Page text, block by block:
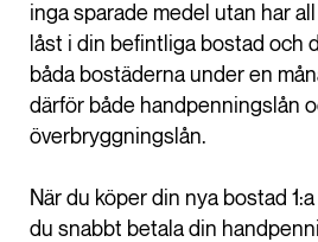
inga sparade medel utan har
låst i din befintliga bostad och
båda bostäderna under en
därför både handpenningslån
överbryggningslån.
När du köper din nya bostad
du snabbt betala din